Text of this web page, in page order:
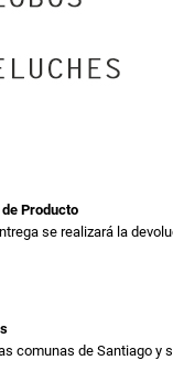
Producto
se realizará la
comunas de Santiago y